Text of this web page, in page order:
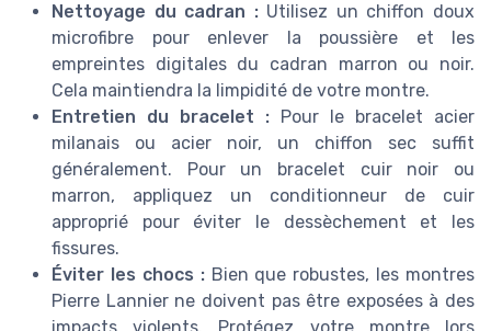
Nettoyage du cadran :Utilisez un chiffon doux
microfibre pour enlever la poussière et les
empreintes digitales du cadran marron ou noir.
Cela maintiendra la limpidité de votre montre.
Entretien du bracelet : Pour le bracelet acier
milanais ou acier noir, un chiffon sec suffit
généralement. Pour un bracelet cuir noir ou
marron, appliquez un conditionneur de cuir
approprié pour éviter le dessèchement et les
fissures.
Éviter les chocs :Bien que robustes, les montres
Pierre Lannier ne doivent pas être exposées à des